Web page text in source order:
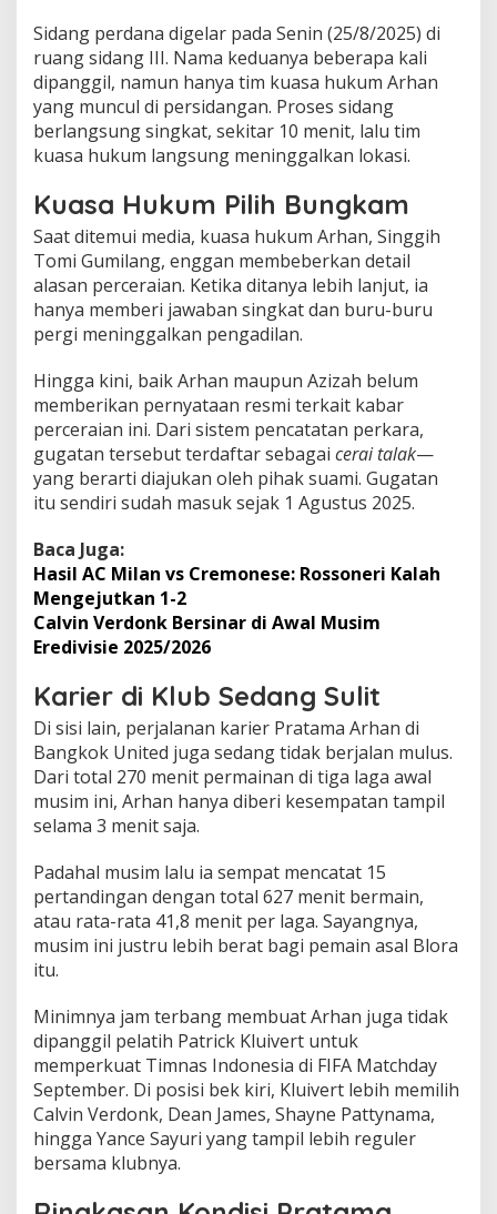
Sidang perdana digelar pada Senin (25/8/2025) di
ruang sidang III. Nama keduanya beberapa kali
dipanggil, namun hanya tim kuasa hukum Arhan
yang muncul di persidangan. Proses sidang
berlangsung singkat, sekitar 10 menit, lalu tim
kuasa hukum langsung meninggalkan lokasi.
Kuasa Hukum Pilih Bungkam
Saat ditemui media, kuasa hukum Arhan, Singgih
Tomi Gumilang, enggan membeberkan detail
alasan perceraian. Ketika ditanya lebih lanjut, ia
hanya memberi jawaban singkat dan buru-buru
pergi meninggalkan pengadilan.
Hingga kini, baik Arhan maupun Azizah belum
memberikan pernyataan resmi terkait kabar
perceraian ini. Dari sistem pencatatan perkara,
gugatan tersebut terdaftar sebagai cerai talak—
yang berarti diajukan oleh pihak suami. Gugatan
itu sendiri sudah masuk sejak 1 Agustus 2025.
Baca Juga:
Hasil AC Milan vs Cremonese: Rossoneri Kalah
Mengejutkan 1-2
Calvin Verdonk Bersinar di Awal Musim
Eredivisie 2025/2026
Karier di Klub Sedang Sulit
Di sisi lain, perjalanan karier Pratama Arhan di
Bangkok United juga sedang tidak berjalan mulus.
Dari total 270 menit permainan di tiga laga awal
musim ini, Arhan hanya diberi kesempatan tampil
selama 3 menit saja.
Padahal musim lalu ia sempat mencatat 15
pertandingan dengan total 627 menit bermain,
atau rata-rata 41,8 menit per laga. Sayangnya,
musim ini justru lebih berat bagi pemain asal Blora
itu.
Minimnya jam terbang membuat Arhan juga tidak
dipanggil pelatih Patrick Kluivert untuk
memperkuat Timnas Indonesia di FIFA Matchday
September. Di posisi bek kiri, Kluivert lebih memilih
Calvin Verdonk, Dean James, Shayne Pattynama,
hingga Yance Sayuri yang tampil lebih reguler
bersama klubnya.